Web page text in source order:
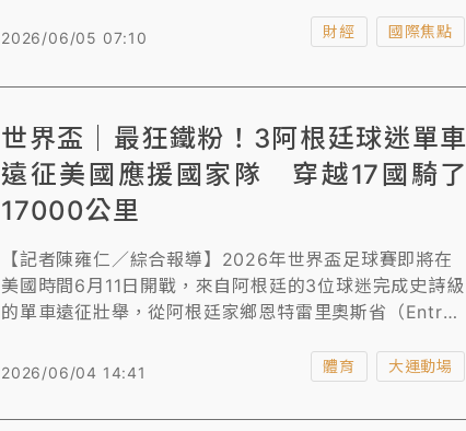
2026/06/05 07:10 財經 國際焦點
世界盃｜最狂鐵粉！3阿根廷球迷單車
遠征美國應援國家隊 穿越17國騎了
17000公里
【記者陳雍仁／綜合報導】2026年世界盃足球賽即將在
美國時間6月11日開戰，來自阿根廷的3位球迷完成史詩級
的單車遠征壯舉，從阿根廷家鄉恩特雷里奧斯省（Entre
行，穿越17個國家，騎了9個半月一共17000公里，日前
盃的首戰，堪稱是最狂鐵粉。
2026/06/04 14:41 體育 大運動場